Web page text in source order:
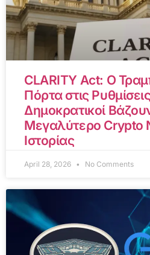
CLARITY Act: Ο
Πόρτα στις
Δημοκρατικοί
Μεγαλύτερο Crypto
Ιστορίας
April 28, 2026 No Comments